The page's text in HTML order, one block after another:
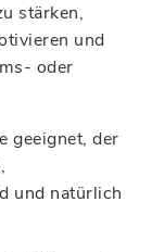
stärken,
und
oder
geeignet, der
und natürlich